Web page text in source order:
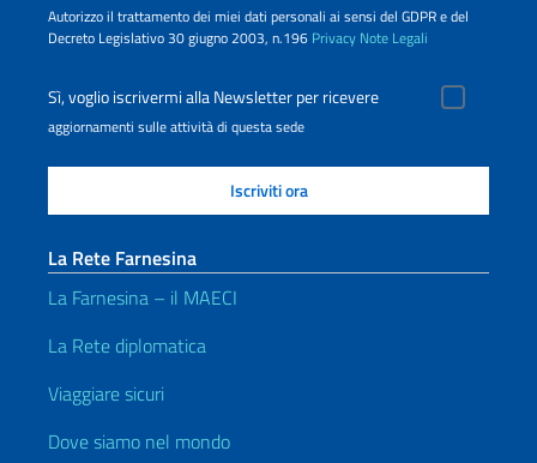
Autorizzo il trattamento dei miei dati personali ai sensi del GDPR e del
Decreto Legislativo 30 giugno 2003, n.196 Privacy Note Legali
Sì, voglio iscrivermi alla Newsletter per ricevere
aggiornamenti sulle attività di questa sede
La Rete Farnesina
La Farnesina – il MAECI
La Rete diplomatica
Viaggiare sicuri
Dove siamo nel mondo